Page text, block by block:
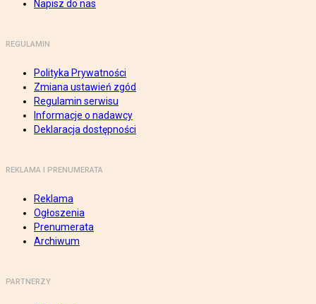
Napisz do nas
REGULAMIN
Polityka Prywatności
Zmiana ustawień zgód
Regulamin serwisu
Informacje o nadawcy
Deklaracja dostępności
REKLAMA I PRENUMERATA
Reklama
Ogłoszenia
Prenumerata
Archiwum
PARTNERZY